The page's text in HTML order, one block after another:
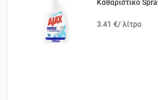
Καθαριστικό
3.41 €/ λίτρο